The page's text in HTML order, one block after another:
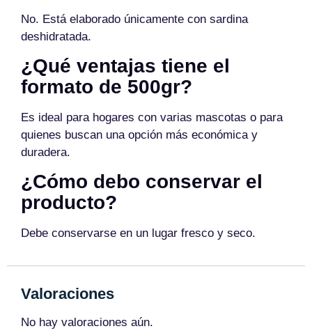
No. Está elaborado únicamente con sardina
deshidratada.
¿Qué ventajas tiene el
formato de 500gr?
Es ideal para hogares con varias mascotas o para
quienes buscan una opción más económica y
duradera.
¿Cómo debo conservar el
producto?
Debe conservarse en un lugar fresco y seco.
Valoraciones
No hay valoraciones aún.